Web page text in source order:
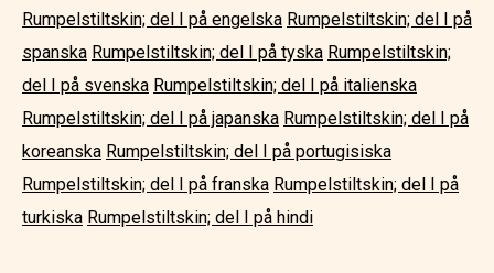
Rumpelstiltskin; del I på engelska Rumpelstiltskin; del I på
spanska Rumpelstiltskin; del I på tyska Rumpelstiltskin;
del I på svenska Rumpelstiltskin; del I på italienska
Rumpelstiltskin; del I på japanska Rumpelstiltskin; del I på
koreanska Rumpelstiltskin; del I på portugisiska
Rumpelstiltskin; del I på franska Rumpelstiltskin; del I på
turkiska Rumpelstiltskin; del I på hindi